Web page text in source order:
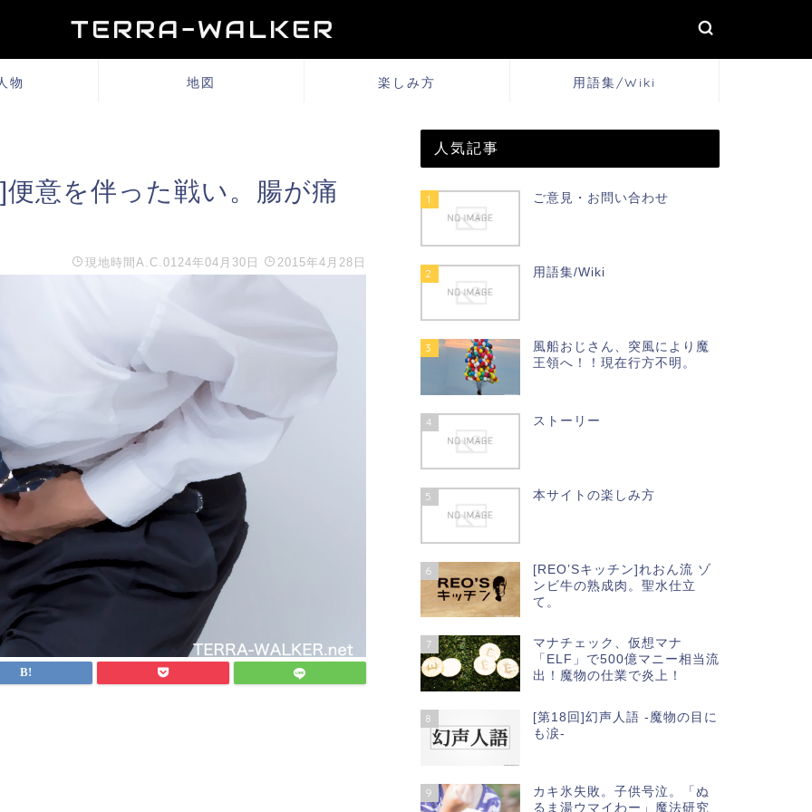
TERRA-WALKER
物 地図 楽しみ方 用語集/Wiki
意を伴った戦い。腸が痛
現地時間 A.C.0124年04月30日 2015年4月28日
人気記事
1 ご意見・お問い合わせ
2 用語集/Wiki
3
風船おじさん、突風により魔
王領へ！！現在行方不明。
4 ストーリー
5 本サイトの楽しみ方
6
[REO’Sキッチン]れおん流 ゾ
ンビ牛の熟成肉。聖水仕立
て。
7
マナチェック、仮想マナ
「ELF」で500億マニー相当流
出！魔物の仕業で炎上！
8
[第18回]幻声人語 -魔物の目に
も涙-
9
カキ氷失敗。子供号泣。「ぬ
るま湯ウマイわー」魔法研究